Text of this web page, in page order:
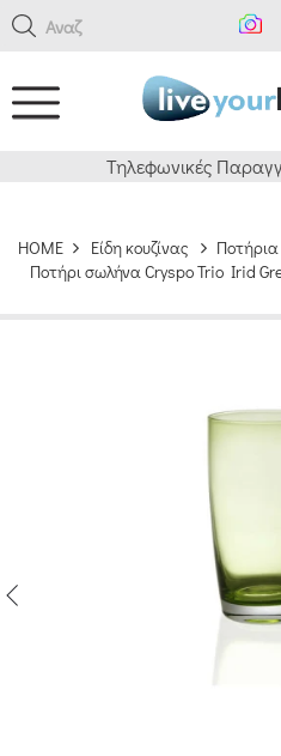
Αναζήτη
Τηλεφωνικές
HOME Είδη κουζίνας
Ποτήρια
Ποτήρι σωλήνα Cryspo Trio Irid